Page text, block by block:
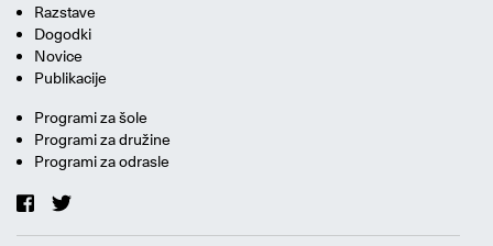
Razstave
Dogodki
Novice
Publikacije
Programi za šole
Programi za družine
Programi za odrasle